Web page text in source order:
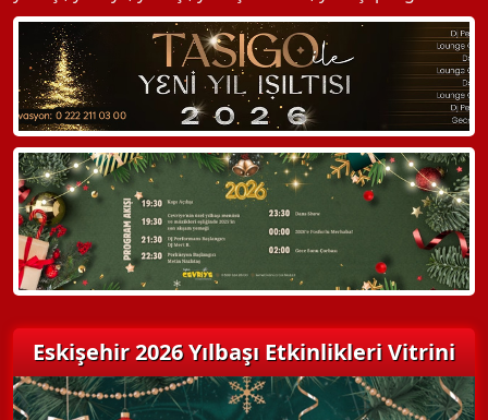
Eskişehir 2026 Yılbaşı Etkinlikleri Vitrini